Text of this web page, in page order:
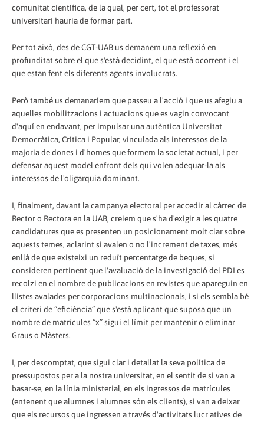
comunitat científica, de la qual, per cert, tot el professorat
universitari hauria de formar part.
Per tot això, des de CGT-UAB us demanem una reflexió en
profunditat sobre el que s'està decidint, el que està ocorrent i el
que estan fent els diferents agents involucrats.
Però també us demanaríem que passeu a l'acció i que us afegiu a
aquelles mobilitzacions i actuacions que es vagin convocant
d'aquí en endavant, per impulsar una autèntica Universitat
Democràtica, Crítica i Popular, vinculada als interessos de la
majoria de dones i d'homes que formem la societat actual, i per
defensar aquest model enfront dels qui volen adequar-la als
interessos de l'oligarquia dominant.
I, finalment, davant la campanya electoral per accedir al càrrec de
Rector o Rectora en la UAB, creiem que s'ha d'exigir a les quatre
candidatures que es presenten un posicionament molt clar sobre
aquests temes, aclarint si avalen o no l'increment de taxes, més
enllà de que existeixi un reduït percentatge de beques, si
consideren pertinent que l'avaluació de la investigació del PDI es
recolzi en el nombre de publicacions en revistes que apareguin en
llistes avalades per corporacions multinacionals, i si els sembla bé
el criteri de “eficiència” que s'està aplicant que suposa que un
nombre de matrícules “x” sigui el límit per mantenir o eliminar
Graus o Màsters.
I, per descomptat, que sigui clar i detallat la seva política de
pressupostos per a la nostra universitat, en el sentit de si van a
basar-se, en la línia ministerial, en els ingressos de matrícules
(entenent que alumnes i alumnes són els clients), si van a deixar
que els recursos que ingressen a través d'activitats lucr atives de